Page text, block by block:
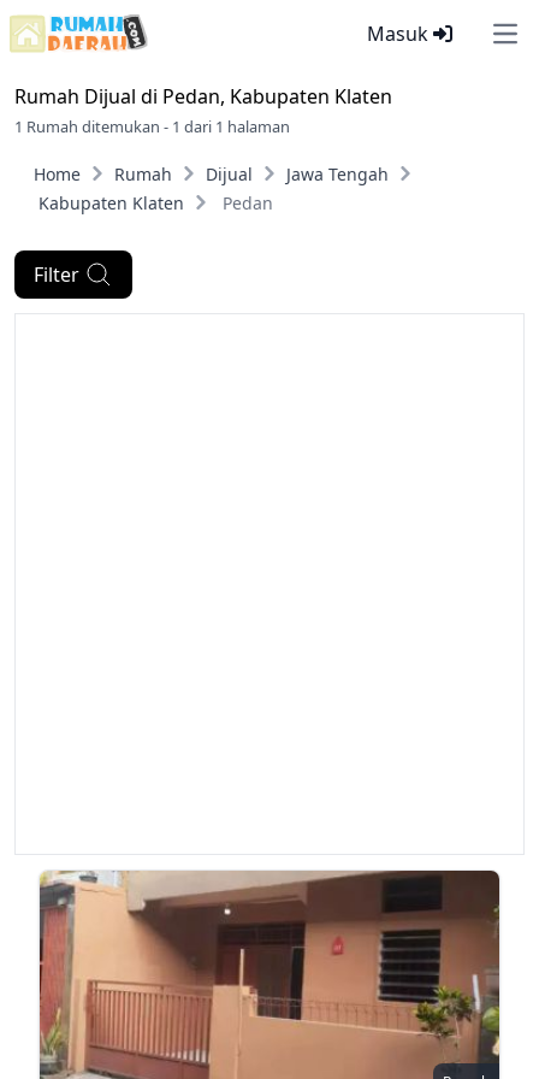
Masuk
Rumah Dijual di Pedan, Kabupaten Klaten
1 Rumah ditemukan - 1 dari 1 halaman
Home Rumah Dijual
Jawa Tengah
Kabupaten Klaten
Pedan
Filter